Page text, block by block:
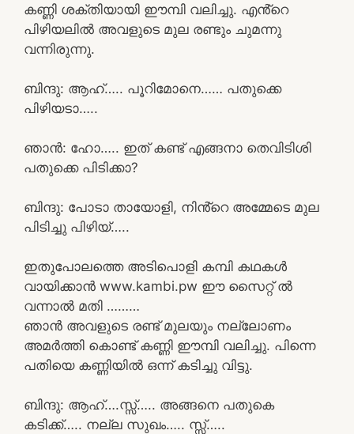
കണ്ണി ശക്തിയായി ഈമ്പി വലിച്ചു. എൻ്റെ
പിഴിയലിൽ അവളുടെ മുല രണ്ടും ചുമന്നു
വന്നിരുന്നു.
ബിന്ദു: ആഹ്….. പൂറിമോനെ…… പതുക്കെ
പിഴിയടാ…..
ഞാൻ: ഹോ….. ഇത് കണ്ട് എങ്ങനാ തെവിടിശി
പതുക്കെ പിടിക്കാ?
ബിന്ദു: പോടാ തായോളി, നിൻ്റെ അമ്മേടെ മുല
പിടിച്ചു പിഴിയ്…..
ഇതുപോലത്തെ അടിപൊളി കമ്പി കഥകൾ
വായിക്കാൻ www.kambi.pw ഈ സൈറ്റ് ൽ
വന്നാൽ മതി ………
ഞാൻ അവളുടെ രണ്ട് മുലയും നല്ലോണം
അമർത്തി കൊണ്ട് കണ്ണി ഈമ്പി വലിച്ചു. പിന്നെ
പതിയെ കണ്ണിയിൽ ഒന്ന് കടിച്ചു വിട്ടു.
ബിന്ദു: ആഹ്….സ്സ്‌….. അങ്ങനെ പതുകെ
കടിക്ക്….. നല്ല സുഖം….. സ്സ്‌…..